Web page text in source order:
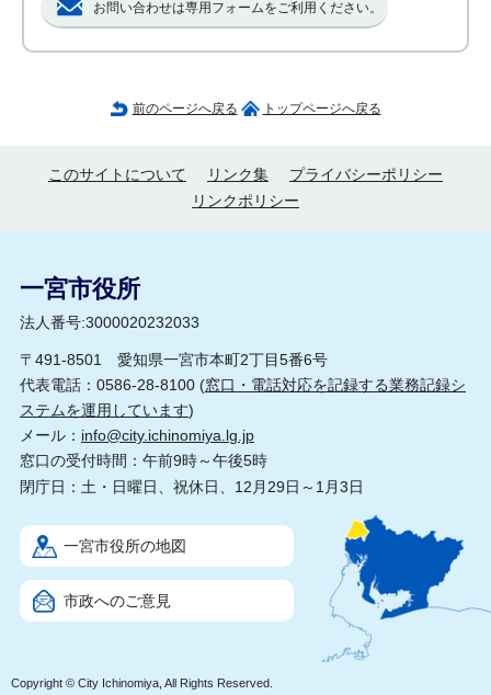
お問い合わせは専用フォームをご利用ください。
前のページへ戻る トップページへ戻る
このサイトについて リンク集
プライバシーポリシー
リンクポリシー
一宮市役所
法人番号:3000020232033
〒491-8501 愛知県一宮市本町2丁目5番6号
代表電話：0586-28-8100 (窓口・電話対応を記録する業務記録シ
ステムを運用しています)
メール： info@city.ichinomiya.lg.jp
窓口の受付時間：午前9時～午後5時
閉庁日：土・日曜日、祝休日、12月29日～1月3日
一宮市役所の地図
市政へのご意見
Copyright © City Ichinomiya, All Rights Reserved.